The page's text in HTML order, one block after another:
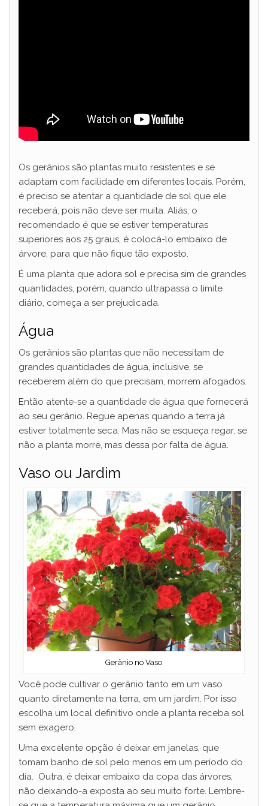
Os gerânios são plantas muito resistentes e se
adaptam com facilidade em diferentes locais. Porém,
é preciso se atentar a quantidade de sol que ele
receberá, pois não deve ser muita. Aliás, o
recomendado é que se estiver temperaturas
superiores aos 25 graus, é colocá-lo embaixo de
árvore, para que não fique tão exposto.
É uma planta que adora sol e precisa sim de grandes
quantidades, porém, quando ultrapassa o limite
diário, começa a ser prejudicada.
Água
Os gerânios são plantas que não necessitam de
grandes quantidades de água, inclusive, se
receberem além do que precisam, morrem afogados.
Então atente-se a quantidade de água que fornecerá
ao seu gerânio. Regue apenas quando a terra já
estiver totalmente seca. Mas não se esqueça regar, se
não a planta morre, mas dessa por falta de água.
Vaso ou Jardim
Gerânio no Vaso
Você pode cultivar o gerânio tanto em um vaso
quanto diretamente na terra, em um jardim. Por isso
escolha um local definitivo onde a planta receba sol
sem exagero.
Uma excelente opção é deixar em janelas, que
tomam banho de sol pelo menos em um período do
dia. Outra, é deixar embaixo da copa das árvores,
não deixando-a exposta ao seu muito forte. Lembre-